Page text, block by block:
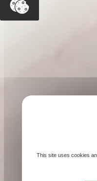
This site uses cookies